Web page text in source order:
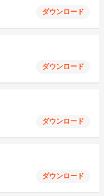
ダウンロード
ダウンロード
ダウンロード
ダウンロード